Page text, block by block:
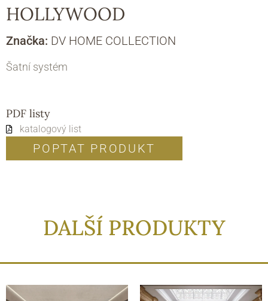
HOLLYWOOD
Značka: DV HOME COLLECTION
Šatní systém
PDF listy
katalogový list
POPTAT PRODUKT
DALŠÍ PRODUKTY